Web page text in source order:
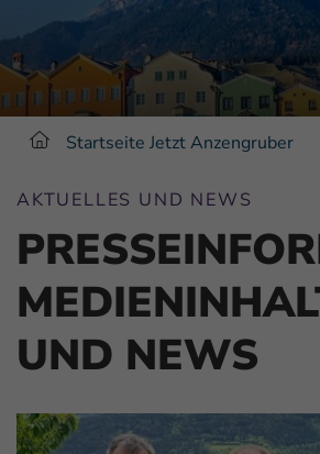
Startseite Jetzt Anzengruber
AKTUELLES UND NEWS
UND NEWS